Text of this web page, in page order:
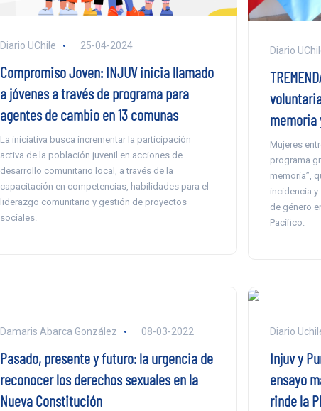
Diario UChile 25-04-2024
Compromiso Joven: INJUV inicia llamado
a jóvenes a través de programa para
agentes de cambio en 13 comunas
La iniciativa busca incrementar la participación
activa de la población juvenil en acciones de
desarrollo comunitario local, a través de la
capacitación en competencias, habilidades para el
liderazgo comunitario y gestión de proyectos
sociales.
Diario
memoria
Mujeres
programa
memoria”,
incidencia
de género
Pacífico.
Damaris Abarca González 08-03-2022
Pasado, presente y futuro: la urgencia de
reconocer los derechos sexuales en la
Nueva Constitución
Diario
Injuv y
ensayo
rinde la